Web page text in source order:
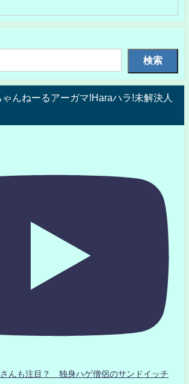
検索
んねーるアーガマ!Haraハラ!未解決人
んも注目？ 独身ハゲ僧侶のサンドイッチ